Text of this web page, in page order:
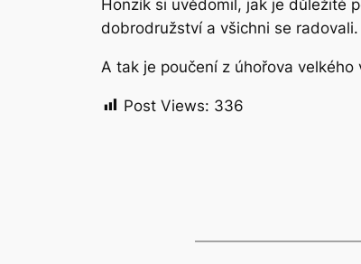
Honzík si uvědomil, jak je důležité
dobrodružství a všichni se
A tak je poučení z úhořova
Post Views: 336